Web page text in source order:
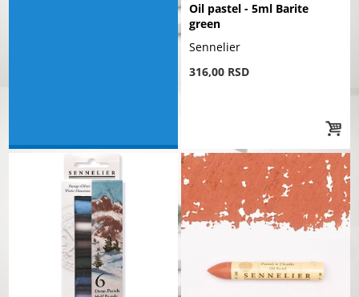
Oil pastel - 5ml Barite
green
Sennelier
316,00 RSD